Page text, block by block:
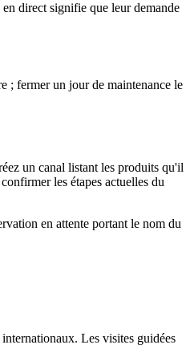
direct signifie que leur demande
; fermer un jour de maintenance le
un canal listant les produits qu'il
les étapes actuelles du
en attente portant le nom du
Les visites guidées